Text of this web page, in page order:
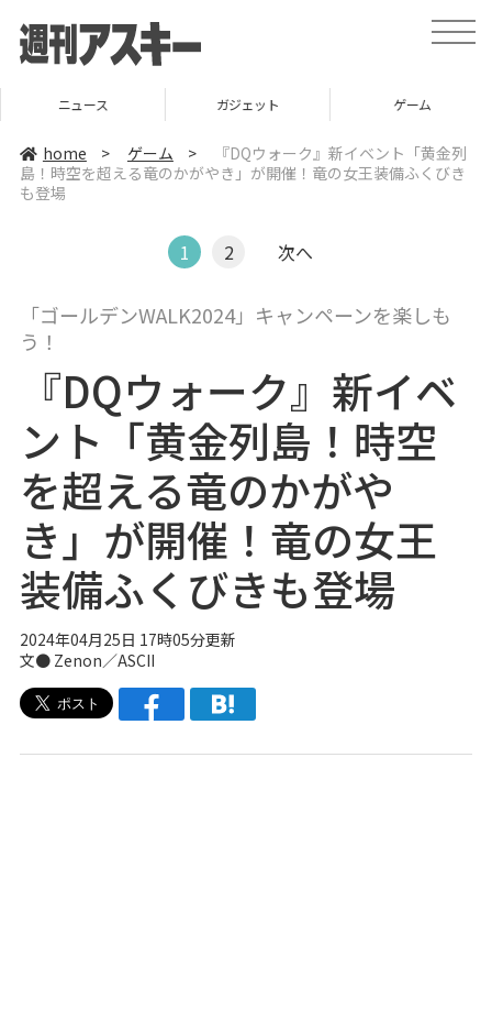
t
o
a
v
i
ニュース ガジェット ゲーム
home > ゲーム >
『DQウォーク』新イベント「黄金列
島！時空を超える竜のかがやき」が開催！竜の女王装備ふくびき
も登場
1 2 次へ
「ゴールデンWALK2024」キャンペーンを楽しも
う！
『DQウォーク』新イベ
ント「黄金列島！時空
を超える竜のかがや
き」が開催！竜の女王
装備ふくびきも登場
2024年04月25日 17時05分更新
文● Zenon／ASCII